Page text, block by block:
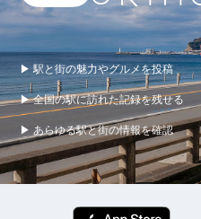
▶ 駅と街の魅力やグルメを投稿
▶ 全国の駅に訪れた記録を残せる
▶ あらゆる駅と街の情報を確認